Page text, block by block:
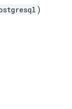
)